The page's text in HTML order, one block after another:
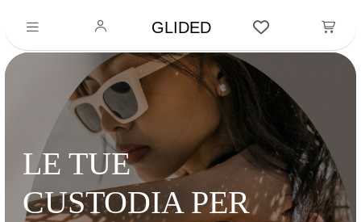
GLIDED
LE TUE
CUSTODIA PER